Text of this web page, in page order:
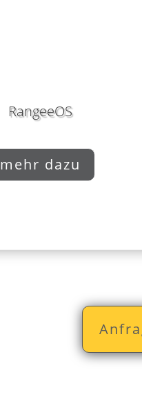
RangeeOS
mehr dazu